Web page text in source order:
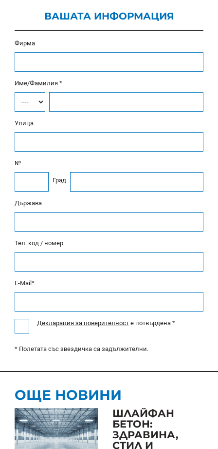
ВАШАТА ИНФОРМАЦИЯ
Фирма
Име/Фамилия *
Улица
№
Град
Държава
Тел. код / номер
E-Mail*
Декларация за поверителност e потвърдена *
* Полетата със звездичка са задължителни.
ОЩЕ НОВИНИ
ШЛАЙФАН
БЕТОН:
ЗДРАВИНА,
СТИЛ И